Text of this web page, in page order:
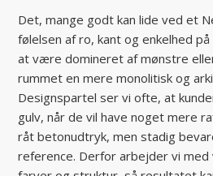
Det, mange godt kan lide ved et
følelsen af ro, kant og enkelhed
at være domineret af mønstre
rummet en mere monolitisk og
Designspartel ser vi ofte, at
gulv, når de vil have noget mere
råt betonudtryk, men stadig
reference. Derfor arbejder vi med